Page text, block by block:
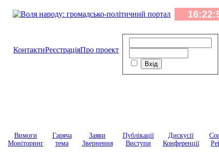
КонтактиРеєстраціяПро проект
Вимоги
Моніторинг
Гаряча
тема
Заяви
Звернення
Публікації
Виступи
Дискусії
Конференції